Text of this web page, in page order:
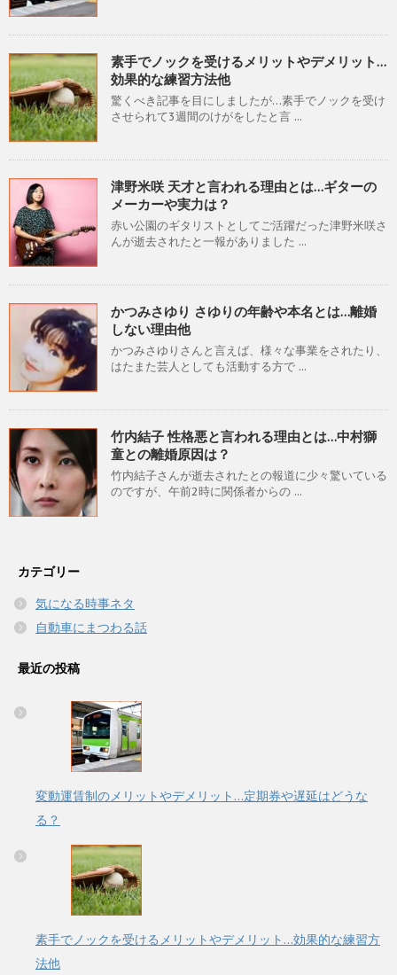
素手でノックを受けるメリットやデメリット…
効果的な練習方法他
驚くべき記事を目にしましたが…素手でノックを受け
させられて3週間のけがをしたと言 ...
津野米咲 天才と言われる理由とは…ギターの
メーカーや実力は？
赤い公園のギタリストとしてご活躍だった津野米咲さ
んが逝去されたと一報がありました ...
かつみさゆり さゆりの年齢や本名とは…離婚
しない理由他
かつみさゆりさんと言えば、様々な事業をされたり、
はたまた芸人としても活動する方で ...
竹内結子 性格悪と言われる理由とは…中村獅
童との離婚原因は？
竹内結子さんが逝去されたとの報道に少々驚いている
のですが、午前2時に関係者からの ...
カテゴリー
気になる時事ネタ
自動車にまつわる話
最近の投稿
変動運賃制のメリットやデメリット…定期券や遅延はどうな
る？
素手でノックを受けるメリットやデメリット…効果的な練習方
法他